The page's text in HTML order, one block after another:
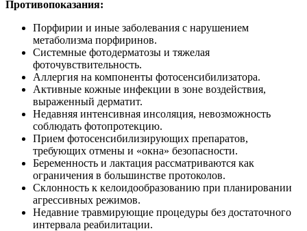
Противопоказания:
Порфирии и иные заболевания с нарушением
метаболизма порфиринов.
Системные фотодерматозы и тяжелая
фоточувствительность.
Аллергия на компоненты фотосенсибилизатора.
Активные кожные инфекции в зоне воздействия,
выраженный дерматит.
Недавняя интенсивная инсоляция, невозможность
соблюдать фотопротекцию.
Прием фотосенсибилизирующих препаратов,
требующих отмены и «окна» безопасности.
Беременность и лактация рассматриваются как
ограничения в большинстве протоколов.
Склонность к келоидообразованию при планировании
агрессивных режимов.
Недавние травмирующие процедуры без достаточного
интервала реабилитации.